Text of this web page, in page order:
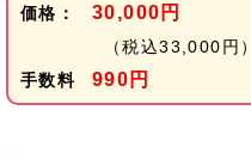
価格： 30,000円
（税込33,000円）
手数料
990円